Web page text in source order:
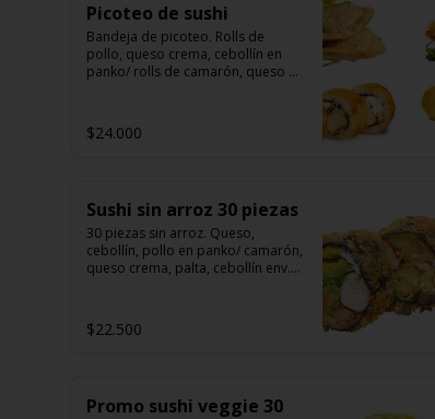
Picoteo de sushi
Bandeja de picoteo. Rolls de
pollo, queso crema, cebollín en
panko/ rolls de camarón, queso
rellenas de camarón, queso
crema)/ gyosas mixtas.
$24.000
Sushi sin arroz 30 piezas
30 piezas sin arroz. Queso,
cebollín, pollo en panko/ camarón,
queso crema, palta, cebollín env.
en panko.
$22.500
Promo sushi veggie 30